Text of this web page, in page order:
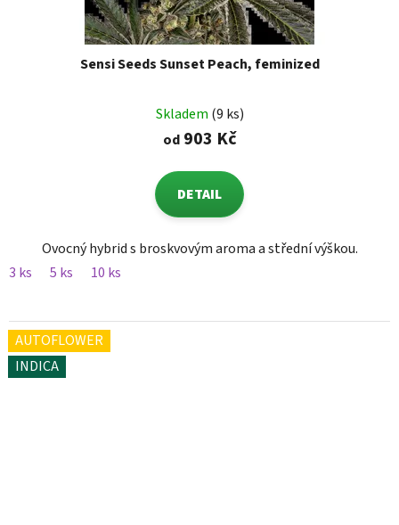
Sensi Seeds Sunset Peach, feminized
Skladem (9 ks)
od903 Kč
DETAIL
Ovocný hybrid s broskvovým aroma a střední výškou.
3 ks
5 ks 10 ks
AUTOFLOWER
INDICA